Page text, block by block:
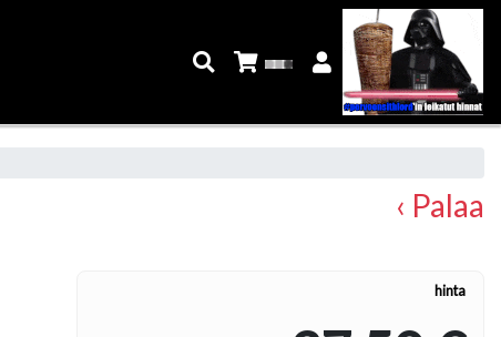
‹ Palaa
hinta